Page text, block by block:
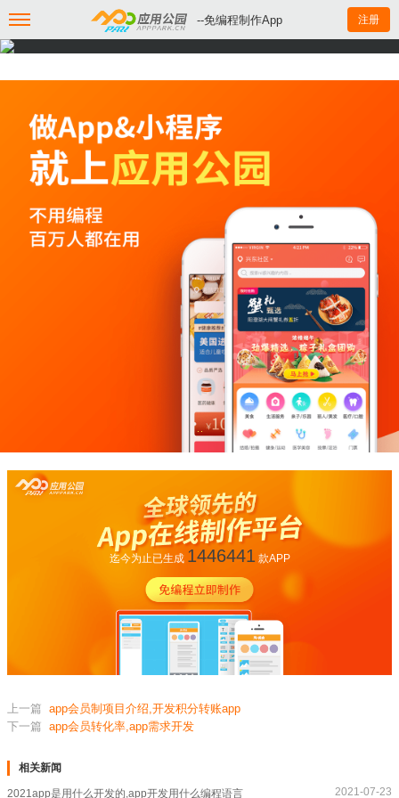
--免编程制作App 注册
迄今为止已生成 1446441款APP
上一篇 app会员制项目介绍,开发积分转账app
下一篇 app会员转化率,app需求开发
相关新闻
2021app是用什么开发的,app开发用什么编程语言 2021-07-23